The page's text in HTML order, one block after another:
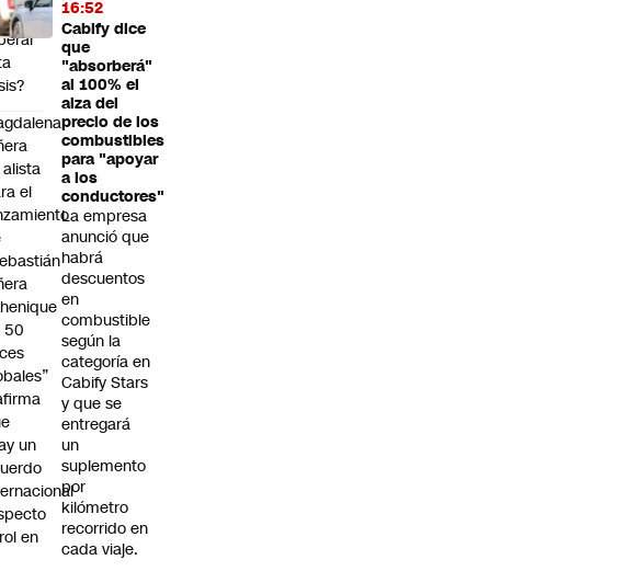
16:52
Cabify dice
que
"absorberá"
al 100% el
alza del
precio de los
combustibles
para "apoyar
a los
conductores"
La empresa
anunció que
habrá
descuentos
en
combustible
según la
categoría en
Cabify Stars
y que se
entregará
un
suplemento
por
kilómetro
recorrido en
cada viaje.
alista
el
50
un
en